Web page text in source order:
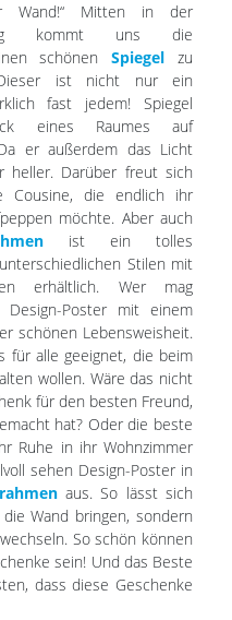
Wand!“ Mitten in der
kommt uns die
schönenSpiegel zu
Dieser ist nicht nur ein
fast jedem! Spiegel
eines Raumes auf
er außerdem das Licht
heller. Darüber freut sich
Cousine, die endlich ihr
möchte. Aber auch
ist ein tolles
Stilen mit
erhältlich. Wer mag
Design-Poster mit einem
schönen Lebensweisheit.
für alle geeignet, die beim
wollen. Wäre das nicht
für den besten Freund,
hat? Oder die beste
Ruhe in ihr Wohnzimmer
sehen Design-Poster in
aus. So lässt sich
Wand bringen, sondern
So schön können
sein! Und das Beste
dass diese Geschenke